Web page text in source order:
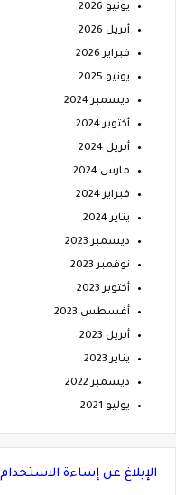
يونيو 2026
أبريل 2026
فبراير 2026
يونيو 2025
ديسمبر 2024
أكتوبر 2024
أبريل 2024
مارس 2024
فبراير 2024
يناير 2024
ديسمبر 2023
نوفمبر 2023
أكتوبر 2023
أغسطس 2023
أبريل 2023
يناير 2023
ديسمبر 2022
يوليو 2021
الإبلاغ عن إساءة الاستخدام